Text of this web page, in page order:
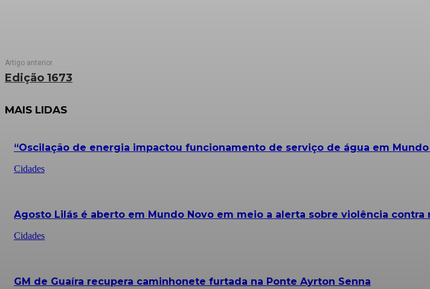
Artigo anterior
Edição 1673
MAIS LIDAS
“Oscilação de energia impactou funcionamento de serviço de água em
Cidades
Agosto Lilás é aberto em Mundo Novo em meio a alerta sobre violência contra
Cidades
GM de Guaíra recupera caminhonete furtada na Ponte Ayrton Senna